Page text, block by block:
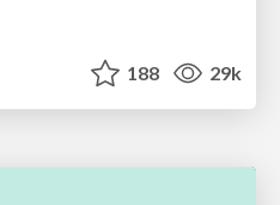
188 29k